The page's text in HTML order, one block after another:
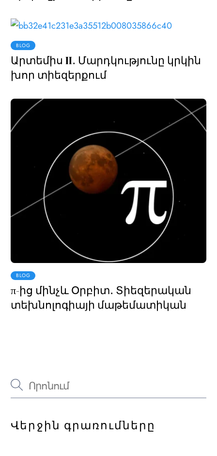
BLOG
Արտեմիս II․ Մարդկությունը կրկին
խոր տիեզերքում
BLOG
π-ից մինչև Օրբիտ․ Տիեզերական
տեխնոլոգիայի մաթեմատիկան
Վերջին գրառումները